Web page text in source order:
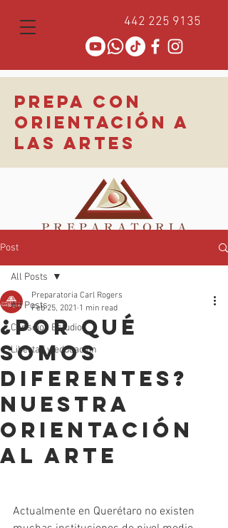
442 225 9135
PREPA CON
ORIENTACIÓN A
LAS ARTES
Post
All Posts
Consejos Estudio
Libertad y educación
All Posts
¿Por qué
somos
diferentes?
Nuestra
Orientación
al Arte
Preparatoria Carl Rogers
Feb 25, 2021 1 min read
Actualmente en Querétaro no existen